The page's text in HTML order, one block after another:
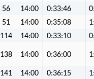
56 14:00 0:33:46
51 14:00 0:35:08
114 14:00 0:33:10
138 14:00 0:36:00
141 14:00 0:36:15